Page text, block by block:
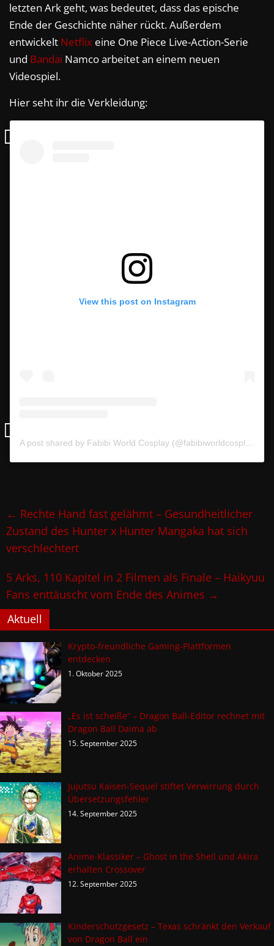
letzten Ark geht, was bedeutet, dass das epische
Ende der Geschichte näher rückt. Außerdem
entwickelt Netflix eine One Piece Live-Action-Serie
und Bandai Namco arbeitet an einem neuen
Videospiel.
Hier seht ihr die Verkleidung:
View this post on Instagram
A post shared by Fabibi World Cosplay (@fabibiworldcosplay)
← Rechte Hand fast gelähmt – Gesundheitlicher
Zustand des Hunter x Hunter Mangaka hat sich
verschlechtert
5 Arks, 110 Kapitel in 2 Filmen als Finale – Haikyuu
Fans enttäuscht vom Ende des Animes →
Aktuell
Krypto-freundliche Gaming-Plattformen
entdecken
1. Oktober 2025
„Es ist scheiße“ – Dragon Ball-Editor rechnet mit
Dragon Ball Daima ab
15. September 2025
Jujutsu Kaisen-Sequel stiftet Verwirrung durch
Übersetzungsfehler
14. September 2025
Anime-Klassiker – Ghost in the Shell und Akira
erhalten Crossover
12. September 2025
Kinderschutzgesetz – Texas schränkt den Verkauf
von Dragon Ball ein